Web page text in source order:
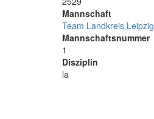
Mannschaft
Team Landkreis Leipzig
Mannschaftsnummer
1
Disziplin
la